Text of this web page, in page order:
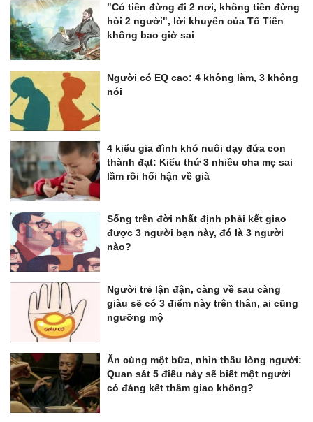
"Có tiền đừng đi 2 nơi, không tiền đừng
hỏi 2 người", lời khuyên của Tổ Tiên
không bao giờ sai
Người có EQ cao: 4 không làm, 3 không
nói
4 kiểu gia đình khó nuôi dạy đứa con
thành đạt: Kiểu thứ 3 nhiều cha mẹ sai
lầm rồi hối hận về già
Sống trên đời nhất định phải kết giao
được 3 người bạn này, đó là 3 người
nào?
Người trẻ lận đận, càng về sau càng
giàu sẽ có 3 điểm này trên thân, ai cũng
ngưỡng mộ
Ăn cùng một bữa, nhìn thấu lòng người:
Quan sát 5 điều này sẽ biết một người
có đáng kết thâm giao không?